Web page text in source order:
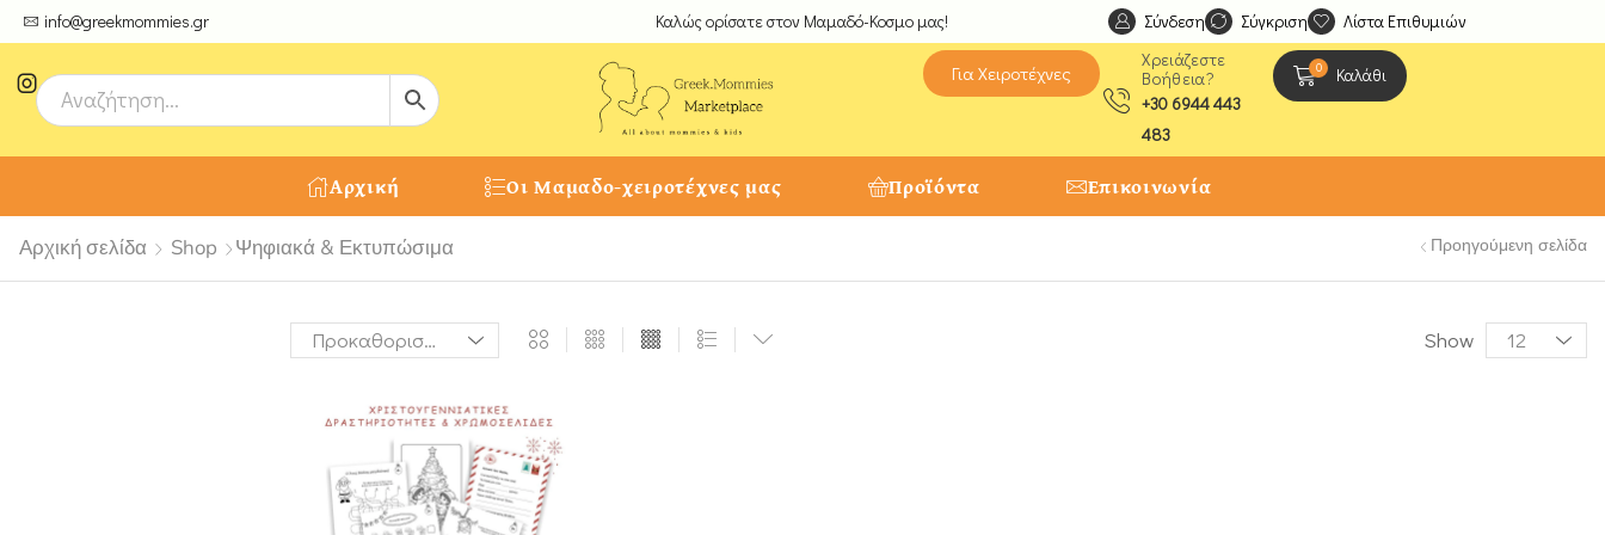
info@greekmommies.gr
μοναδικές δημιουργίες από τους Χειροτέχνες μας! Καλώς ορίσατε στον Μαμαδό-Κοσμο μας! Ανακαλύψτε μοναδικές δημιουργίες από τους
Σύνδεση Σύγκριση Λίστα Επιθυμιών
Για Χειροτέχνες
Χρειάζεστε
Βοήθεια?
+30 6944 443
483
0 Καλάθι
Αρχική Οι Μαμαδο-χειροτέχνες μας Προϊόντα Επικοινωνία
Αρχική σελίδα Shop Ψηφιακά & Εκτυπώσιμα Προηγούμενη σελίδα
Show